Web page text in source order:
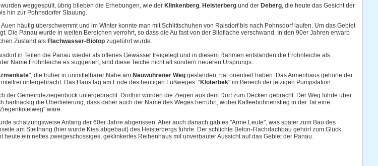
weggespült, übrig blieben die Erhebungen, wie der Klinkenberg, Heisterbergund der Deberg, die heute das Gesicht der
hin zur Pohnsdorfer Stauung.
häufig überschwemmt und im Winter konnte man mit Schlittschuhen von Raisdorf bis nach Pohnsdorf laufen. Um das Gebiet
Die Panau wurde in weiten Bereichen verrohrt, so dass die Au fast von der Bildfläche verschwand. In den 90er Jahren erwarb
Zustand als Flachwasser-Biotopzugeführt wurde.
in Teilen die Panau wieder als offenes Gewässer freigelegt und in diesem Rahmen entstanden die Frohnteiche als
Name Frohnteiche es suggeriert, sind diese Teiche nicht alt sondern neueren Ursprungs.
", die früher in unmittelbarer Nähe am Neuwührener Weggestanden, hat orientiert haben. Das Armenhaus gehörte der
untergebracht. Das Haus lag am Ende des heutigen Fußweges "Klöterbek" im Bereich der jetzigen Pumpstation.
der Gemeindeziegenbock untergebracht. Dorthin wurden die Ziegen aus dem Dorf zum Decken gebracht. Der Weg führte über
hartnäckig die Überlieferung, dass daher auch der Name des Weges herrührt, wobei Kaffeebohnenstieg in der Tat eine
wäre.
schätzungsweise Anfang der 60er Jahre abgerissen. Aber auch danach gab es "Arme Leute", was später zum Bau des
am Steilhang (hier wurde Kies abgebaut) des Heisterbergs führte. Der schlichte Beton-Flachdachbau gehört zum Glück
heute ein nettes zweigeschossiges, geklinkertes Reihenhaus mit unverbauter Aussicht auf das Gebiet der Panau.